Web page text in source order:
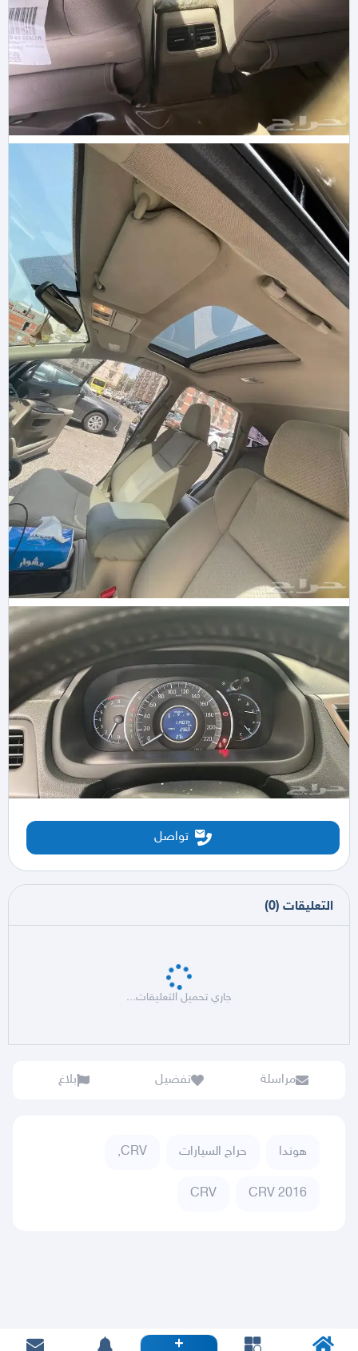
تواصل
التعليقات (
0
)
جاري تحميل التعليقات...
مراسلة تفضيل بلاغ
هوندا حراج السيارات CRV,
CRV 2016
CRV